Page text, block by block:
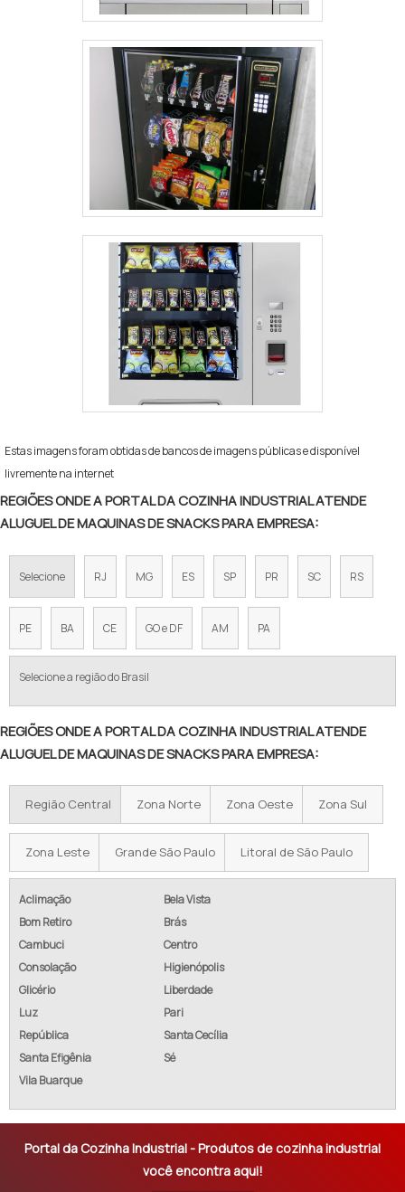
Estas imagens foram obtidas de bancos de imagens públicas e disponível
livremente na internet
REGIÕES ONDE A PORTAL DA COZINHA INDUSTRIAL ATENDE
ALUGUEL DE MAQUINAS DE SNACKS PARA EMPRESA:
Selecione RJ MG ES SP PR SC RS
PE BA CE GO e DF AM PA
Selecione a região do Brasil
REGIÕES ONDE A PORTAL DA COZINHA INDUSTRIAL ATENDE
ALUGUEL DE MAQUINAS DE SNACKS PARA EMPRESA:
Região Central Zona Norte Zona Oeste Zona Sul
Zona Leste Grande São Paulo Litoral de São Paulo
Aclimação
Bela Vista
Bom Retiro
Brás
Cambuci
Centro
Consolação
Higienópolis
Glicério
Liberdade
Luz
Pari
República
Santa Cecília
Santa Efigênia
Sé
Vila Buarque
Portal da Cozinha Industrial - Produtos de cozinha industrial
você encontra aqui!